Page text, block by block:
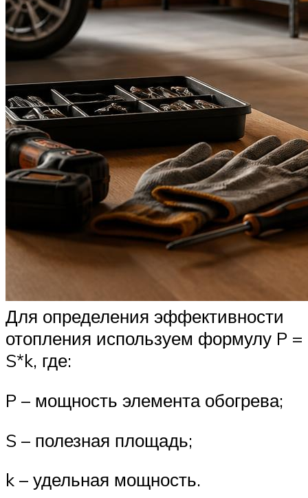
Для определения эффективности
отопления используем формулу P =
S*k, где:
P – мощность элемента обогрева;
S – полезная площадь;
k – удельная мощность.